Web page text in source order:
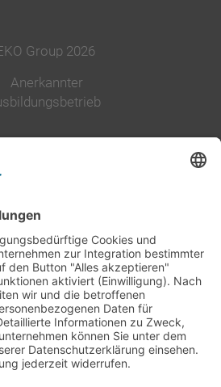
Group 2026
Datenschutz
AGB
Einstellungen
Geschichte